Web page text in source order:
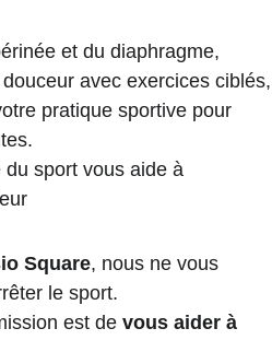
et du diaphragme,
avec exercices ciblés,
pratique sportive pour
sport vous aide à
Square, nous ne vous
le sport.
est de vous aider à